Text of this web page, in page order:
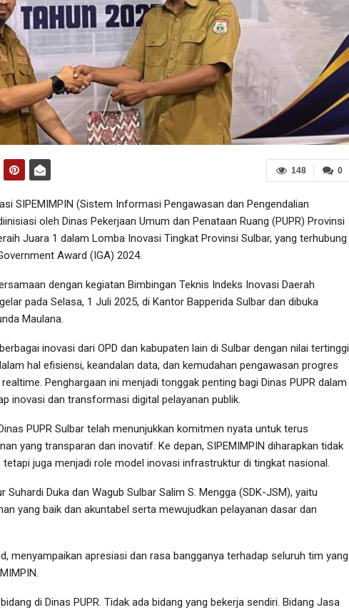
0
148
SIPEMIMPIN (Sistem Informasi Pengawasan dan Pengendalian
oleh Dinas Pekerjaan Umum dan Penataan Ruang (PUPR) Provinsi
Juara 1 dalam Lomba Inovasi Tingkat Provinsi Sulbar, yang terhubung
Award (IGA) 2024.
dengan kegiatan Bimbingan Teknis Indeks Inovasi Daerah
pada Selasa, 1 Juli 2025, di Kantor Bapperida Sulbar dan dibuka
Maulana.
inovasi dari OPD dan kabupaten lain di Sulbar dengan nilai tertinggi
hal efisiensi, keandalan data, dan kemudahan pengawasan progres
Penghargaan ini menjadi tonggak penting bagi Dinas PUPR dalam
inovasi dan transformasi digital pelayanan publik.
PUPR Sulbar telah menunjukkan komitmen nyata untuk terus
yang transparan dan inovatif. Ke depan, SIPEMIMPIN diharapkan tidak
tetapi juga menjadi role model inovasi infrastruktur di tingkat nasional.
Suhardi Duka dan Wagub Sulbar Salim S. Mengga (SDK-JSM), yaitu
yang baik dan akuntabel serta mewujudkan pelayanan dasar dan
menyampaikan apresiasi dan rasa bangganya terhadap seluruh tim yang
di Dinas PUPR. Tidak ada bidang yang bekerja sendiri. Bidang Jasa